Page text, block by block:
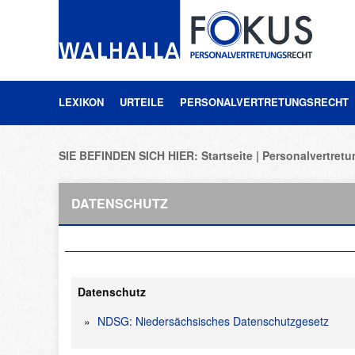
LEXIKON URTEILE PERSONALVERTRETUNGSRECHT
SIE BEFINDEN SICH HIER: Startseite
DATENSCHUTZ
Datenschutz
NDSG: Niedersächsisches Datenschutzgesetz